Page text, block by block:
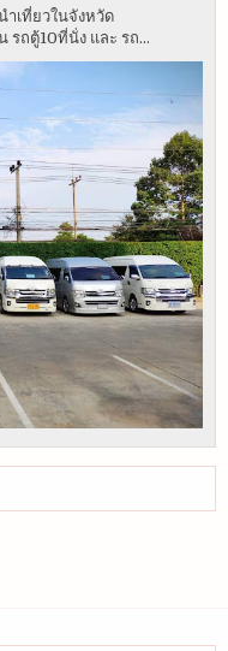
เที่ยวในจังหวัด
รถตู้10ที่นั่ง และ รถ...